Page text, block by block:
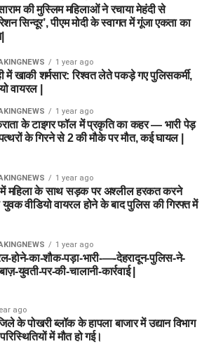
की मुस्लिम महिलाओं ने रचाया मेहंदी से
सिन्दूर’, पीएम मोदी के स्वागत में गूंजा एकता का
1 year ago
में खाकी शर्मसार: रिश्वत लेते पकड़े गए पुलिसकर्मी,
वायरल |
1 year ago
के टाइगर फॉल में प्रकृति का कहर — भारी पेड़
के गिरने से 2 की मौके पर मौत, कई घायल |
1 year ago
महिला के साथ सड़क पर अश्लील हरकत करने
युवक वीडियो वायरल होने के बाद पुलिस की गिरफ्त में
1 year ago
होने-का-शौक-पड़ा-भारी-—-देहरादून-पुलिस-ने-
युवती-पर-की-चालानी-कार्रवाई |
ago
के पोखरी ब्लॉक के हापला बाजार में उद्यान विभाग
में मौत हो गई।